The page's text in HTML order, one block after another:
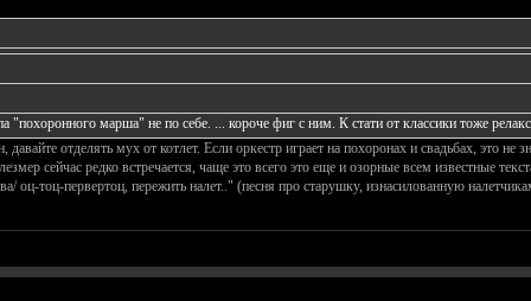
"похоронного марша" не по себе. ... короче фиг с ним. К стати от классики тоже
отделять мух от котлет. Если оркестр играет на похоронах и свадьбах, это
сейчас редко встречается, чаще это всего это еще и озорные всем известные
оц-тоц-первертоц, пережить налет.." (песня про старушку, изнасилованную